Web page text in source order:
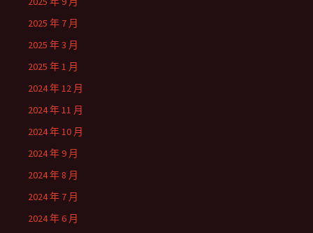
2025 年 7 月
2025 年 3 月
2025 年 1 月
2024 年 12 月
2024 年 11 月
2024 年 10 月
2024 年 9 月
2024 年 8 月
2024 年 7 月
2024 年 6 月